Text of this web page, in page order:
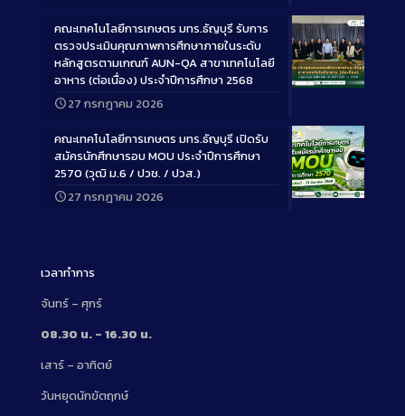
Long
คณะเทคโนโลยีการเกษตร มทร.ธัญบุรี รับการ
ตรวจประเมินคุณภาพการศึกษาภายในระดับ
หลักสูตรตามเกณฑ์ AUN-QA สาขาเทคโนโลยี
อาหาร (ต่อเนื่อง) ประจำปีการศึกษา 2568
27 กรกฎาคม 2026
Long
คณะเทคโนโลยีการเกษตร มทร.ธัญบุรี เปิดรับ
สมัครนักศึกษารอบ MOU ประจำปีการศึกษา
2570 (วุฒิ ม.6 / ปวช. / ปวส.)
27 กรกฎาคม 2026
เวลาทำการ
จันทร์ – ศุกร์
08.30 น. – 16.30 น.
เสาร์ – อาทิตย์
วันหยุดนักขัตฤกษ์